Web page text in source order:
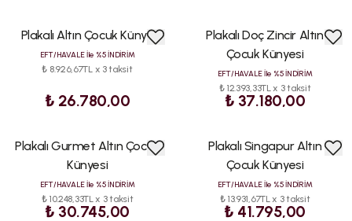
ÇOK
Plakalı Altın Çocuk Künye
EFT/HAVALE İle %5 İNDİRİM
₺ 8.926,67TL x 3 taksit
₺ 26.780,00
ÇOKPlakalı Doç Zincir Altın
Çocuk Künyesi
EFT/HAVALE İle %5 İNDİRİM
₺ 12.393,33TL x 3 taksit
₺ 37.180,00
ÇOK
Plakalı Gurmet Altın Çocuk
Künyesi
EFT/HAVALE İle %5 İNDİRİM
₺ 10.248,33TL x 3 taksit
₺ 30.745,00
ÇOKPlakalı Singapur Altın
Çocuk Künyesi
EFT/HAVALE İle %5 İNDİRİM
₺ 13.931,67TL x 3 taksit
₺ 41.795,00